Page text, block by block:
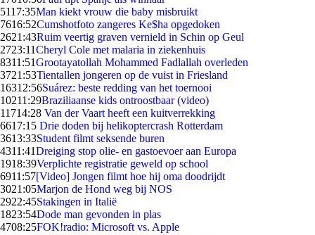
5117:35Man kiekt vrouw die baby misbruikt
7616:52Cumshotfoto zangeres Ke$ha opgedoken
2621:43Ruim veertig graven vernield in Schin op Geul
2723:11Cheryl Cole met malaria in ziekenhuis
8311:51Grootayatollah Mohammed Fadlallah overleden
3721:53Tientallen jongeren op de vuist in Friesland
16312:56Suárez: beste redding van het toernooi
10211:29Braziliaanse kids ontroostbaar (video)
11714:28 Van der Vaart heeft een kuitverrekking
6617:15 Drie doden bij helikoptercrash Rotterdam
3613:33Student filmt seksende buren
4311:41Dreiging stop olie- en gastoevoer aan Europa
1918:39Verplichte registratie geweld op school
6911:57[Video] Jongen filmt hoe hij oma doodrijdt
3021:05Marjon de Hond weg bij NOS
2922:45Stakingen in Italië
1823:54Dode man gevonden in plas
4708:25FOK!radio: Microsoft vs. Apple